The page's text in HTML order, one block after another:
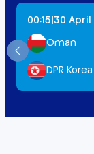
00:15 30 April
Oman
DPR Korea